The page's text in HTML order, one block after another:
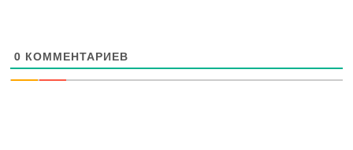
0 КОММЕНТАРИЕВ